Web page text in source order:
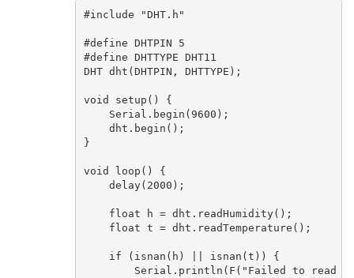
#include "DHT.h"
#define DHTPIN 5
#define DHTTYPE DHT11
DHT dht(DHTPIN, DHTTYPE);
void setup() {
    Serial.begin(9600);
    dht.begin();
}
void loop() {
    delay(2000);
    float h = dht.readHumidity();
    float t = dht.readTemperature();
    if (isnan(h) || isnan(t)) {
Serial.println(F("Failed to read